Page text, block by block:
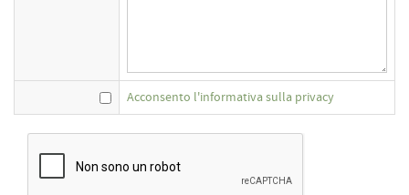
Acconsento l'informativa sulla privacy